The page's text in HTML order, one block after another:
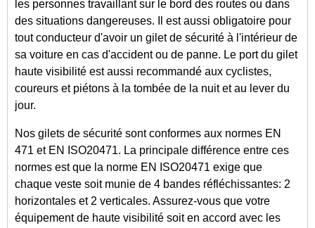
les personnes travaillant sur le bord des routes ou dans
des situations dangereuses. Il est aussi obligatoire pour
tout conducteur d'avoir un gilet de sécurité à l'intérieur de
sa voiture en cas d'accident ou de panne. Le port du gilet
haute visibilité est aussi recommandé aux cyclistes,
coureurs et piétons à la tombée de la nuit et au lever du
jour.
Nos gilets de sécurité sont conformes aux normes EN
471 et EN ISO20471. La principale différence entre ces
normes est que la norme EN ISO20471 exige que
chaque veste soit munie de 4 bandes réfléchissantes: 2
horizontales et 2 verticales. Assurez-vous que votre
équipement de haute visibilité soit en accord avec les